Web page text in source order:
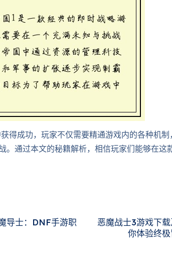
得成功，玩家不仅需要精通游戏内的各种机
。通过本文的秘籍解析，相信玩家们能够在这
导士：DNF手游职
恶魔战士3游戏下
你体验终